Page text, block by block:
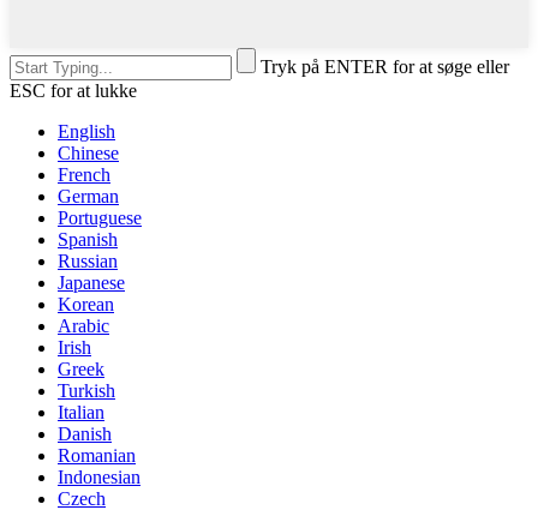
Tryk på ENTER for at søge eller
ESC for at lukke
English
Chinese
French
German
Portuguese
Spanish
Russian
Japanese
Korean
Arabic
Irish
Greek
Turkish
Italian
Danish
Romanian
Indonesian
Czech